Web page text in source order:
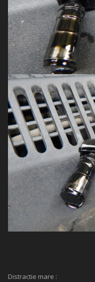
Distractie mare :